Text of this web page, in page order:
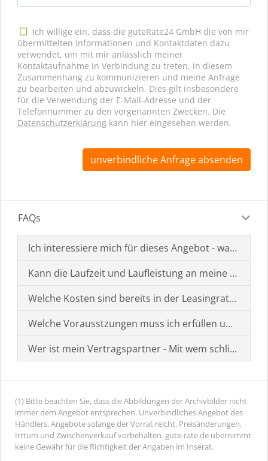
Ich willige ein, dass die guteRate24 GmbH die von mir
übermittelten Informationen und Kontaktdaten dazu
verwendet, um mit mir anlässlich meiner
Kontaktaufnahme in Verbindung zu treten, in diesem
Zusammenhang zu kommunizieren und meine Anfrage
zu bearbeiten und abzuwickeln. Dies gilt insbesondere
für die Verwendung der E-Mail-Adresse und der
Telefonnummer zu den vorgenannten Zwecken. Die
Datenschutzerklärung kann hier eingesehen werden.
unverbindliche Anfrage absenden
FAQs
Ich interessiere mich für dieses Angebot - was muss
Kann die Laufzeit und Laufleistung an meine
Welche Kosten sind bereits in der Leasingrate
Welche Vorausstzungen muss ich erfüllen um einen
Wer ist mein Vertragspartner - Mit wem schließe ich
(1) Bitte beachten Sie, dass die Abbildungen der Archivbilder nicht
immer dem Angebot entsprechen. Unverbindliches Angebot des
Händlers. Angebote solange der Vorrat reicht. Preisänderungen,
Irrtum und Zwischenverkauf vorbehalten. gute-rate.de übernimmt
keine Gewähr für die Richtigkeit der Angaben im Inserat.